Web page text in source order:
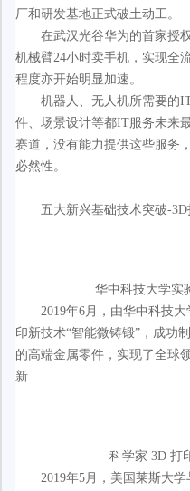
厂和研发基地正式破土动工。
在武汉光谷华为的首家授
机械臂24小时卖手机，实现全
程度亦开始明显加速。
机器人、无人机所需要的
件、场景设计等都IT服务未来
赛道，没有能力提供这些服务
必然性。
五大新兴基础技术突破-
华中科技大学实
2019年6月，由华中科技
印新技术“智能微铸锻”，成功
的高端金属零件，实现了全球
新
科学家 3D 打
2019年5月，美国莱斯大